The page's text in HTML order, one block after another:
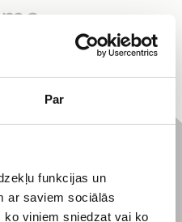
Par
funkcijas un
ar saviem sociālās
viņiem sniedzat vai ko
To rievotā
piemērotas